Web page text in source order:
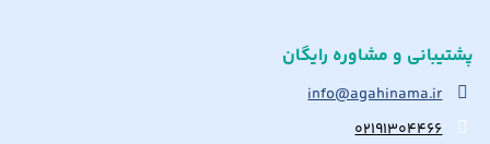
پشتیبانی و مشاوره رایگان
info@agahinama.ir
۰۲۱۹۱۳۰۴۴۶۶